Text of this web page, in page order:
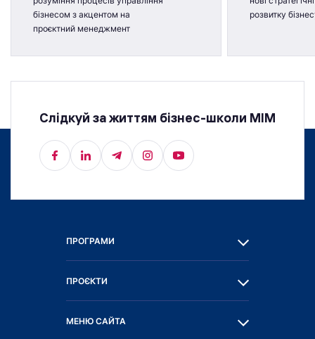
бізнесом з акцентом на
проєктний менеджмент
розвитку
Слідкуй за життям бізнес-школи МІМ
ПРОГРАМИ
ПРОЄКТИ
МЕНЮ САЙТА